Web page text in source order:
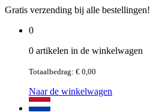
Gratis verzending bij alle bestellingen!
0
0 artikelen in de winkelwagen
Totaalbedrag: € 0,00
Naar de winkelwagen